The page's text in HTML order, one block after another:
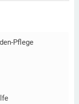
Pflege